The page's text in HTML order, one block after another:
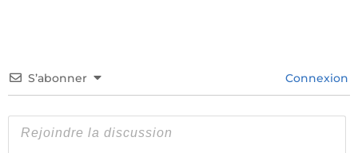
S’abonner Connexion